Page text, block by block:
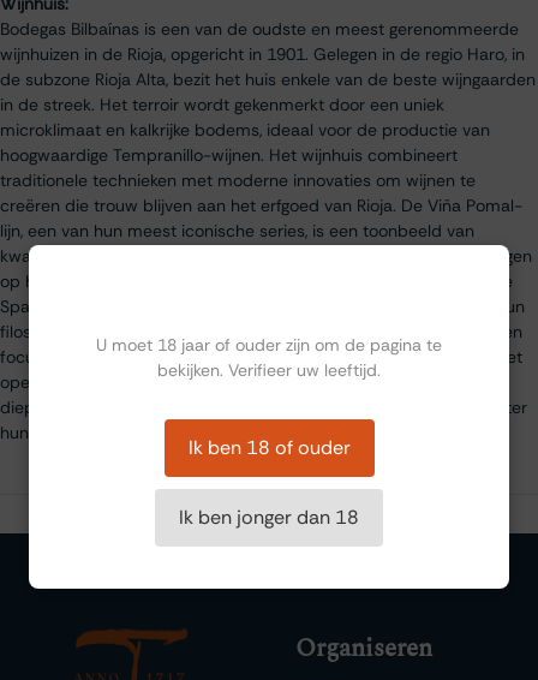
Bodegas Bilbaínas is een van de oudste en meest gerenommeerde
wijnhuizen in de Rioja, opgericht in 1901. Gelegen in de regio Haro, in
de subzone Rioja Alta, bezit het huis enkele van de beste wijngaarden
in de streek. Het terroir wordt gekenmerkt door een uniek
microklimaat en kalkrijke bodems, ideaal voor de productie van
hoogwaardige Tempranillo-wijnen. Het wijnhuis combineert
traditionele technieken met moderne innovaties om wijnen te
creëren die trouw blijven aan het erfgoed van Rioja. De Viña Pomal-
lijn, een van hun meest iconische series, is een toonbeeld van
kwaliteit en consistentie. Met talloze internationale onderscheidingen
op hun naam blijft Bodegas Bilbaínas een standaarddrager van de
Spaanse wijncultuur. Duurzaamheid speelt een belangrijke rol in hun
filosofie: van het minimaliseren van de impact op het milieu tot een
focus op biologische wijnbouw. Het huis verwelkomt bezoekers met
open armen en biedt rondleidingen en proeverijen aan die een
diepgaand inzicht geven in de rijke geschiedenis en expertise achter
hun wijnen.
Organiseren
U moet 18 jaar of ouder zijn om de pagina te
bekijken. Verifieer uw leeftijd.
Ik ben 18 of ouder
Ik ben jonger dan 18